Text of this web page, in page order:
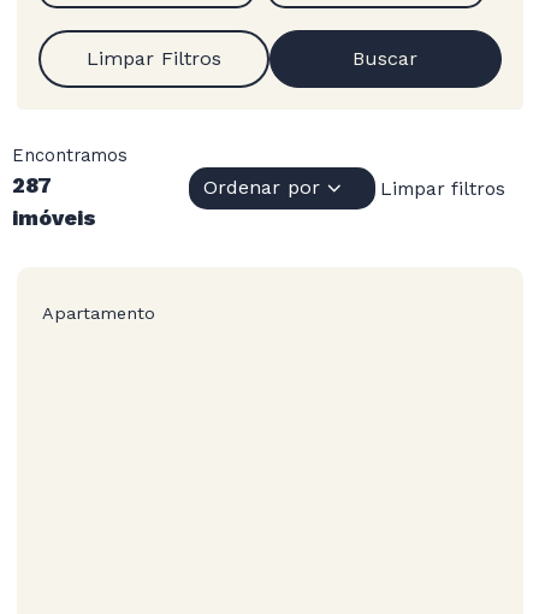
Limpar Filtros Buscar
Encontramos
287
imóveis
Ordenar por Limpar filtros
Apartamento